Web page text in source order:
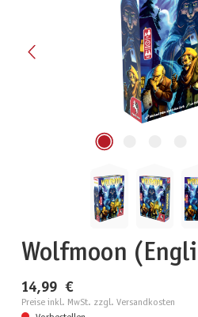
Wolfmoon
14,99 €
Preise inkl. MwSt. zzgl. Versandkosten